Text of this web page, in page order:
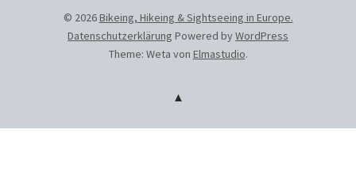
InstagramFacebookWhatsApp
EmailYoutubeTwitter
© 2026Bikeing, Hikeing & Sightseeing in Europe.
Datenschutzerklärung Powered byWordPress
Theme: Weta von Elmastudio.